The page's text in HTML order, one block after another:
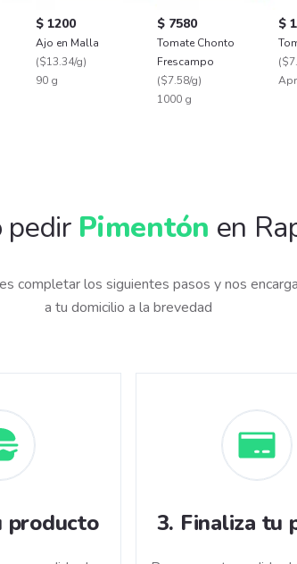
$ 1200
Ajo en Malla
($13.34/g)
90 g
$ 7580
Tomate Chonto
Frescampo
($7.58/g)
1000 g
$
(
pedir Pimentón en
completar los siguientes pasos y nos
a tu domicilio a la brevedad
producto 3. Finaliza tu